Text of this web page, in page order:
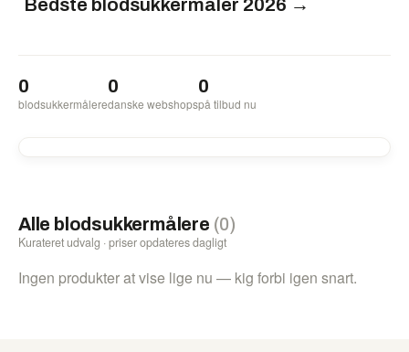
Bedste blodsukkermåler 2026 →
0
blodsukkermålere
0
danske webshops
0
på tilbud nu
Alle blodsukkermålere (0)
Kurateret udvalg · priser opdateres dagligt
Ingen produkter at vise lige nu — kig forbi igen snart.